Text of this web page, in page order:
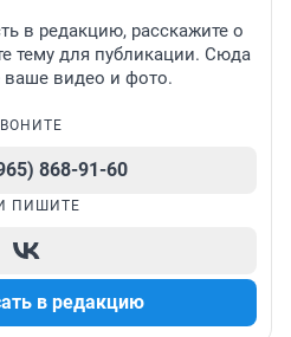
в редакцию, расскажите о
тему для публикации. Сюда
ваше видео и фото.
868-91-60
ПИШИТЕ
в редакцию